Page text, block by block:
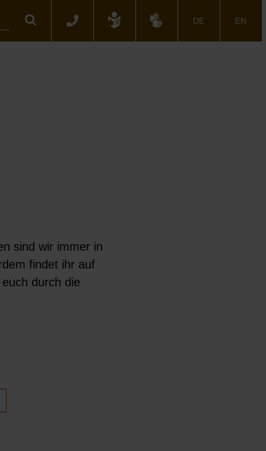
Suche DE EN
sind wir immer in
findet ihr auf
durch die